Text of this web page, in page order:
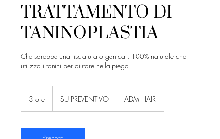
TRATTAMENTO DI
TANINOPLASTIA
Che sarebbe una lisciatura organica , 100% naturale che
utilizza i tanini per aiutare nella piega
3 ore
e
SU PREVENTIVO ADM HAIR